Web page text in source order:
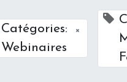
Catégories:
Webinaires
×